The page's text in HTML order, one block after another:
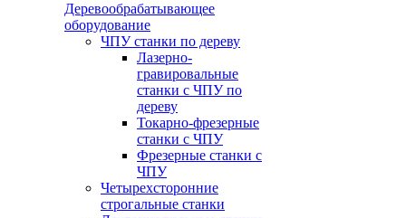
Деревообрабатывающее
оборудование
ЧПУ станки по дереву
Лазерно-
гравировальные
станки с ЧПУ по
дереву
Токарно-фрезерные
станки с ЧПУ
Фрезерные станки с
ЧПУ
Четырехсторонние
строгальные станки